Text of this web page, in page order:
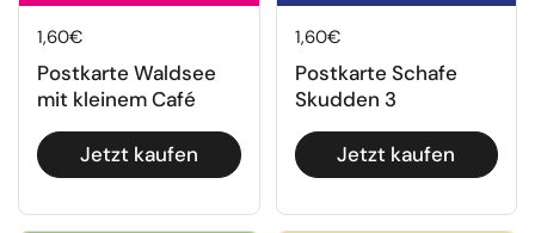
Regulärer Preis
1,60€
Postkarte Waldsee
mit kleinem Café
Jetzt kaufen
Regulärer Preis
1,60€
Postkarte Schafe
Skudden 3
Jetzt kaufen